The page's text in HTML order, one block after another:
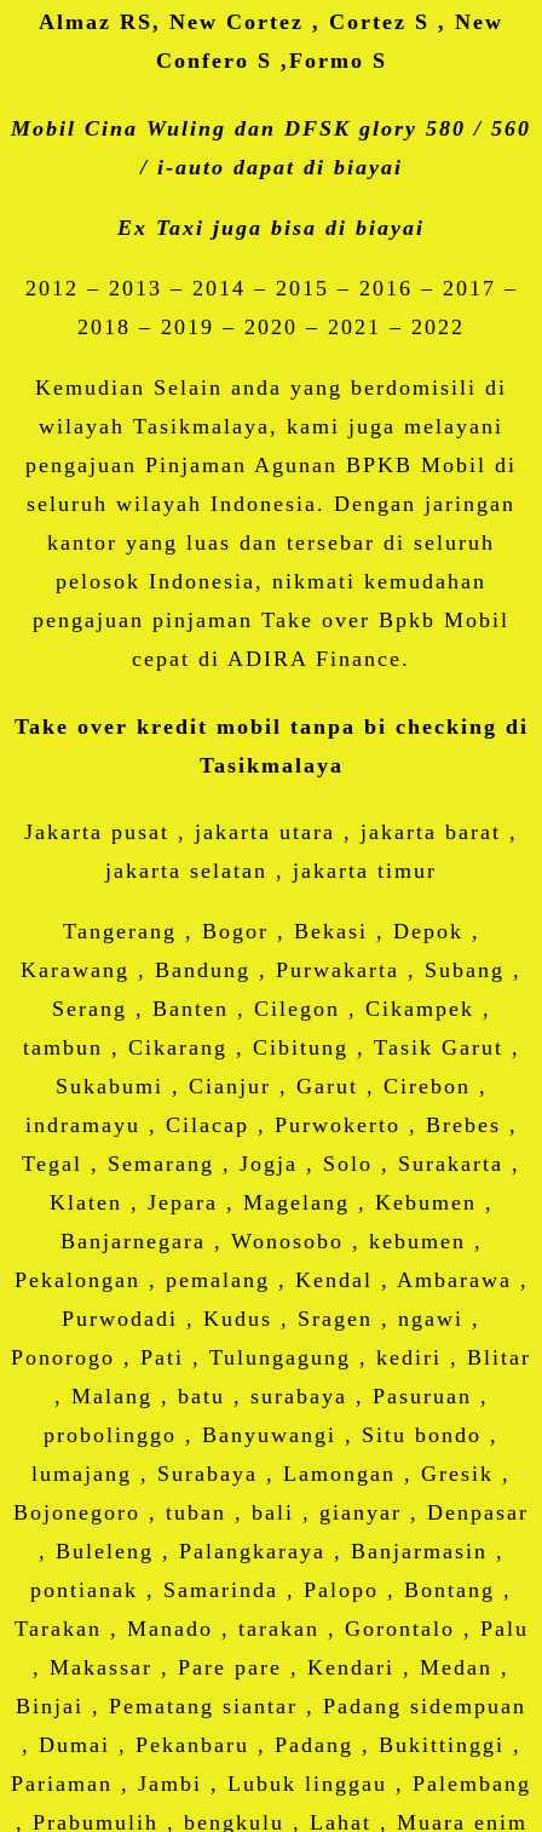
Almaz RS, New Cortez , Cortez S , New
Confero S ,Formo S
Mobil Cina Wuling dan DFSK glory 580 / 560
/ i-auto dapat di biayai
Ex Taxi juga bisa di biayai
2012 – 2013 – 2014 – 2015 – 2016 – 2017 –
2018 – 2019 – 2020 – 2021 – 2022
Kemudian Selain anda yang berdomisili di
wilayah Tasikmalaya, kami juga melayani
pengajuan Pinjaman Agunan BPKB Mobil di
seluruh wilayah Indonesia. Dengan jaringan
kantor yang luas dan tersebar di seluruh
pelosok Indonesia, nikmati kemudahan
pengajuan pinjaman Take over Bpkb Mobil
cepat di ADIRA Finance.
Take over kredit mobil tanpa bi checking di
Tasikmalaya
Jakarta pusat , jakarta utara , jakarta barat ,
jakarta selatan , jakarta timur
Tangerang , Bogor , Bekasi , Depok ,
Karawang , Bandung , Purwakarta , Subang ,
Serang , Banten , Cilegon , Cikampek ,
tambun , Cikarang , Cibitung , Tasik Garut ,
Sukabumi , Cianjur , Garut , Cirebon ,
indramayu , Cilacap , Purwokerto , Brebes ,
Tegal , Semarang , Jogja , Solo , Surakarta ,
Klaten , Jepara , Magelang , Kebumen ,
Banjarnegara , Wonosobo , kebumen ,
Pekalongan , pemalang , Kendal , Ambarawa ,
Purwodadi , Kudus , Sragen , ngawi ,
Ponorogo , Pati , Tulungagung , kediri , Blitar
, Malang , batu , surabaya , Pasuruan ,
probolinggo , Banyuwangi , Situ bondo ,
lumajang , Surabaya , Lamongan , Gresik ,
Bojonegoro , tuban , bali , gianyar , Denpasar
, Buleleng , Palangkaraya , Banjarmasin ,
pontianak , Samarinda , Palopo , Bontang ,
Tarakan , Manado , tarakan , Gorontalo , Palu
, Makassar , Pare pare , Kendari , Medan ,
Binjai , Pematang siantar , Padang sidempuan
, Dumai , Pekanbaru , Padang , Bukittinggi ,
Pariaman , Jambi , Lubuk linggau , Palembang
, Prabumulih , bengkulu , Lahat , Muara enim